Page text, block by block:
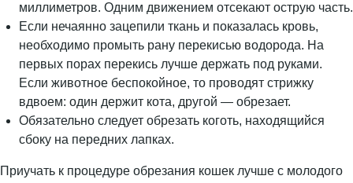
миллиметров. Одним движением отсекают острую часть.
Если нечаянно зацепили ткань и показалась кровь,
необходимо промыть рану перекисью водорода. На
первых порах перекись лучше держать под руками.
Если животное беспокойное, то проводят стрижку
вдвоем: один держит кота, другой — обрезает.
Обязательно следует обрезать коготь, находящийся
сбоку на передних лапках.
Приучать к процедуре обрезания кошек лучше с молодого